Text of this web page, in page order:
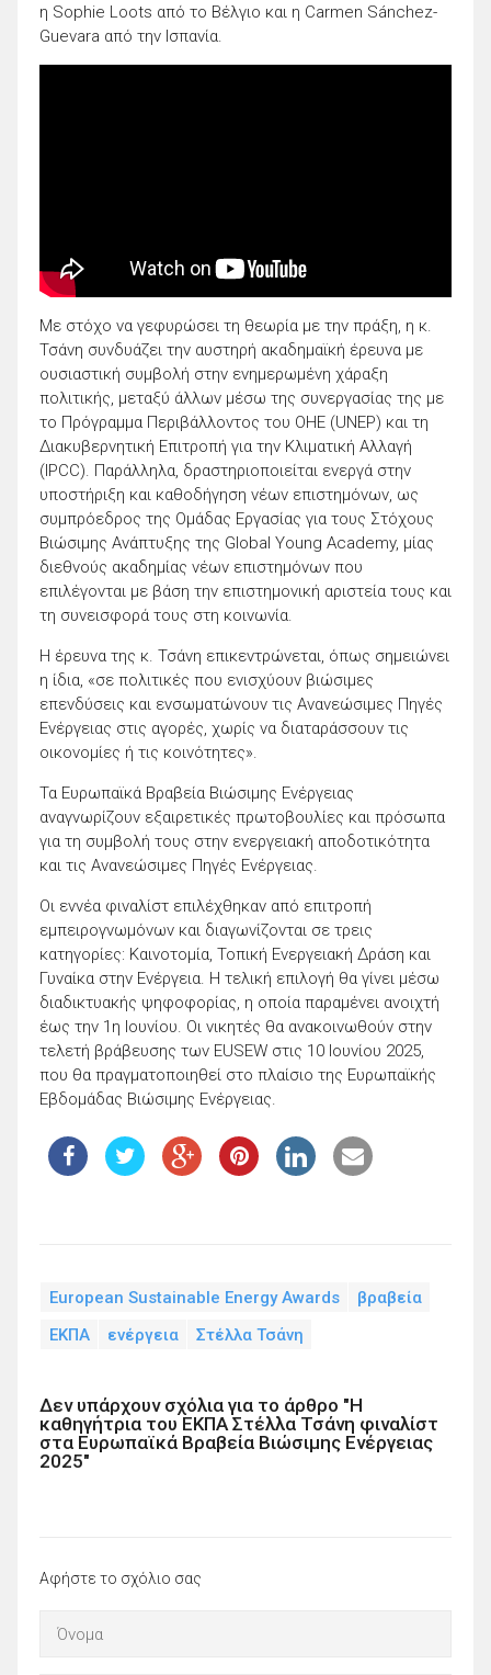
η Sophie Loots από το Βέλγιο και η Carmen Sánchez-
Guevara από την Ισπανία.
Με στόχο να γεφυρώσει τη θεωρία με την πράξη, η κ.
Τσάνη συνδυάζει την αυστηρή ακαδημαϊκή έρευνα με
ουσιαστική συμβολή στην ενημερωμένη χάραξη
πολιτικής, μεταξύ άλλων μέσω της συνεργασίας της με
το Πρόγραμμα Περιβάλλοντος του ΟΗΕ (UNEP) και τη
Διακυβερνητική Επιτροπή για την Κλιματική Αλλαγή
(IPCC). Παράλληλα, δραστηριοποιείται ενεργά στην
υποστήριξη και καθοδήγηση νέων επιστημόνων, ως
συμπρόεδρος της Ομάδας Εργασίας για τους Στόχους
Βιώσιμης Ανάπτυξης της Global Young Academy, μίας
διεθνούς ακαδημίας νέων επιστημόνων που
επιλέγονται με βάση την επιστημονική αριστεία τους και
τη συνεισφορά τους στη κοινωνία.
Η έρευνα της κ. Τσάνη επικεντρώνεται, όπως σημειώνει
η ίδια, «σε πολιτικές που ενισχύουν βιώσιμες
επενδύσεις και ενσωματώνουν τις Ανανεώσιμες Πηγές
Ενέργειας στις αγορές, χωρίς να διαταράσσουν τις
οικονομίες ή τις κοινότητες».
Τα Ευρωπαϊκά Βραβεία Βιώσιμης Ενέργειας
αναγνωρίζουν εξαιρετικές πρωτοβουλίες και πρόσωπα
για τη συμβολή τους στην ενεργειακή αποδοτικότητα
και τις Ανανεώσιμες Πηγές Ενέργειας.
Οι εννέα φιναλίστ επιλέχθηκαν από επιτροπή
εμπειρογνωμόνων και διαγωνίζονται σε τρεις
κατηγορίες: Καινοτομία, Τοπική Ενεργειακή Δράση και
Γυναίκα στην Ενέργεια. Η τελική επιλογή θα γίνει μέσω
διαδικτυακής ψηφοφορίας, η οποία παραμένει ανοιχτή
έως την 1η Ιουνίου. Οι νικητές θα ανακοινωθούν στην
τελετή βράβευσης των EUSEW στις 10 Ιουνίου 2025,
που θα πραγματοποιηθεί στο πλαίσιο της Ευρωπαϊκής
Εβδομάδας Βιώσιμης Ενέργειας.
European Sustainable Energy Awards
βραβεία
ΕΚΠΑ
ενέργεια Στέλλα Τσάνη
Δεν υπάρχουν σχόλια για το άρθρο "Η
καθηγήτρια του ΕΚΠΑ Στέλλα Τσάνη φιναλίστ
στα Ευρωπαϊκά Βραβεία Βιώσιμης Ενέργειας
2025"
Αφήστε το σχόλιο σας